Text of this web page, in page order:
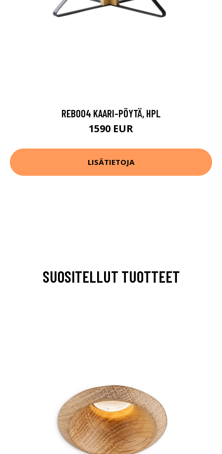
REB004 KAARI-PÖYTÄ, HPL
1590 EUR
LISÄTIETOJA
SUOSITELLUT TUOTTEET